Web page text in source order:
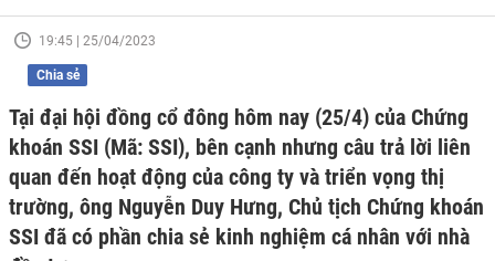
19:45 | 25/04/2023
Chia sẻ
Tại đại hội đồng cổ đông hôm nay (25/4) của Chứng
khoán SSI (Mã: SSI), bên cạnh nhưng câu trả lời liên
quan đến hoạt động của công ty và triển vọng thị
trường, ông Nguyễn Duy Hưng, Chủ tịch Chứng khoán
SSI đã có phần chia sẻ kinh nghiệm cá nhân với nhà